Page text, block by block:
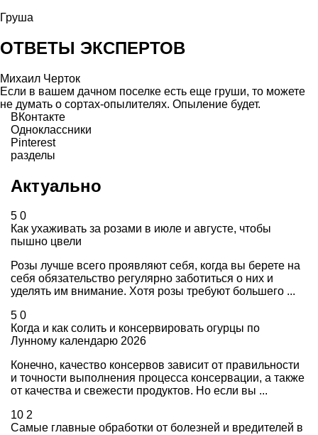
Груша
ОТВЕТЫ ЭКСПЕРТОВ
Михаил Черток
Если в вашем дачном поселке есть еще груши, то можете
не думать о сортах-опылителях. Опыление будет.
ВКонтакте
Одноклассники
Pinterest
разделы
Актуально
5 0
Как ухаживать за розами в июле и августе, чтобы
пышно цвели
Розы лучше всего проявляют себя, когда вы берете на
себя обязательство регулярно заботиться о них и
уделять им внимание. Хотя розы требуют большего ...
5 0
Когда и как солить и консервировать огурцы по
Лунному календарю 2026
Конечно, качество консервов зависит от правильности
и точности выполнения процесса консервации, а также
от качества и свежести продуктов. Но если вы ...
10 2
Самые главные обработки от болезней и вредителей в